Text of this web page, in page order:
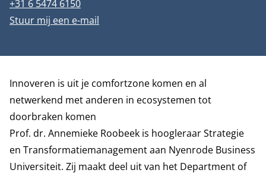
Telefoonnummer
+31 6 5474 6150
E-mailadres
Stuur mij een e-mail
Biografie
Innoveren is uit je comfortzone komen en al
netwerkend met anderen in ecosystemen tot
doorbraken komen
Prof. dr. Annemieke Roobeek is hoogleraar Strategie
en Transformatiemanagementaan Nyenrode Business
Universiteit. Zij maakt deel uit van het Department of